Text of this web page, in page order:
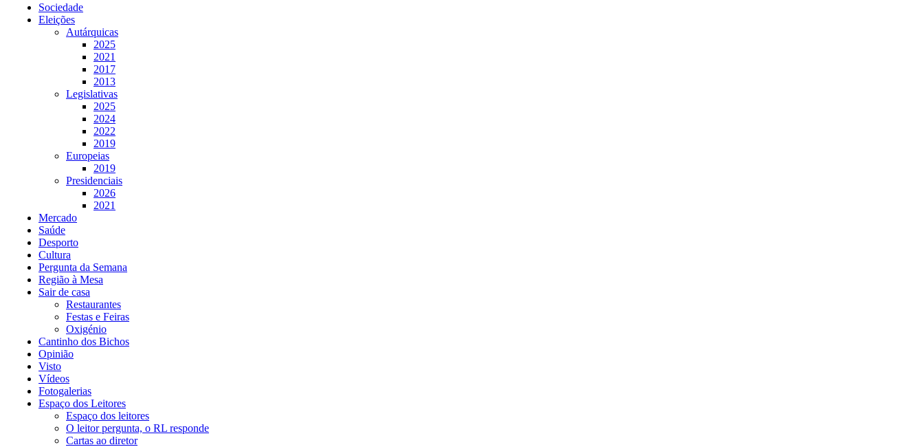
Sociedade
Eleições
Autárquicas
2025
2021
2017
2013
Legislativas
2025
2024
2022
2019
Europeias
2019
Presidenciais
2026
2021
Mercado
Saúde
Desporto
Cultura
Pergunta da Semana
Região à Mesa
Sair de casa
Restaurantes
Festas e Feiras
Oxigénio
Cantinho dos Bichos
Opinião
Visto
Vídeos
Fotogalerias
Espaço dos Leitores
Espaço dos leitores
O leitor pergunta, o RL responde
Cartas ao diretor